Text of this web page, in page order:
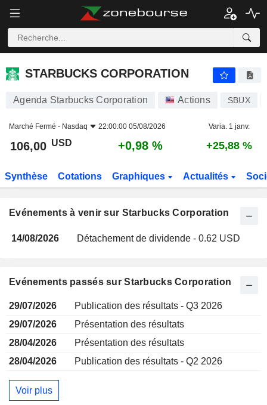
STARBUCKS CORPORATION
STARBUCKS CORPORATION
Agenda Starbucks Corporation Actions SBUX
Marché Fermé - Nasdaq 22:00:00 05/08/2026 Varia. 1 janv.
106,00 USD +0,98 % +25,88 %
Synthèse Cotations Graphiques Actualités
Evénements à venir sur Starbucks Corporation
14/08/2026 Détachement de dividende - 0.62 USD
Evénements passés sur Starbucks Corporation
29/07/2026
Publication des résultats - Q3 2026
29/07/2026
Présentation des résultats
28/04/2026
Présentation des résultats
28/04/2026
Publication des résultats - Q2 2026
Voir plus